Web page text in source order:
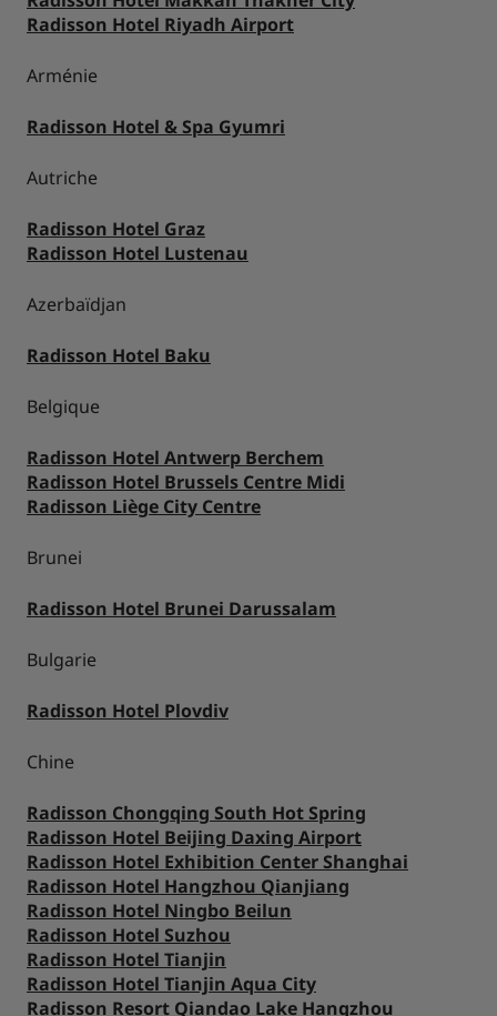
Radisson Hotel Riyadh Airport
Arménie
Radisson Hotel & Spa Gyumri
Autriche
Radisson Hotel Graz
Radisson Hotel Lustenau
Azerbaïdjan
Radisson Hotel Baku
Belgique
Radisson Hotel Antwerp Berchem
Radisson Hotel Brussels Centre Midi
Radisson Liège City Centre
Brunei
Radisson Hotel Brunei Darussalam
Bulgarie
Radisson Hotel Plovdiv
Chine
Radisson Chongqing South Hot Spring
Radisson Hotel Beijing Daxing Airport
Radisson Hotel Exhibition Center Shanghai
Radisson Hotel Hangzhou Qianjiang
Radisson Hotel Ningbo Beilun
Radisson Hotel Suzhou
Radisson Hotel Tianjin
Radisson Hotel Tianjin Aqua City
Radisson Resort Qiandao Lake Hangzhou